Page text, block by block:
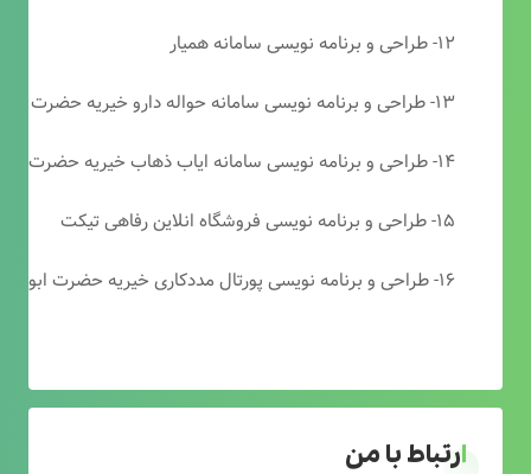
۱۲- طراحی و برنامه نویسی سامانه همیار
۱۳- طراحی و برنامه نویسی سامانه حواله دارو خیریه حضرت ابوالفضل (ع)
۱۴- طراحی و برنامه نویسی سامانه ایاب ذهاب خیریه حضرت ابوالفضل (ع)
۱۵- طراحی و برنامه نویسی فروشگاه انلاین رفاهی تیکت
۱۶- طراحی و برنامه نویسی پورتال مددکاری خیریه حضرت ابوالفضل (ع)
ارتباط با من